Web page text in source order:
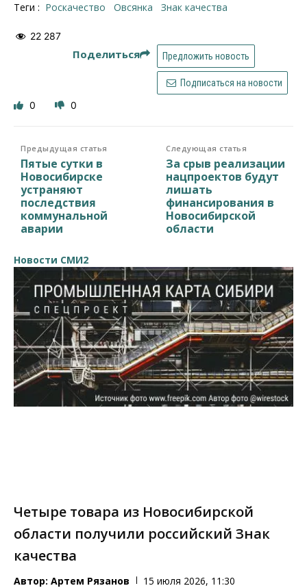
Теги : Роскачество овсянка Знак качества
22 287
Поделиться Предложить новость
Подписаться на новости
0 0
Предыдущая статья
Пятые сутки в
Новосибирске
устраняют
последствия
коммунальной
аварии
Следующая статья
За срыв реализации
нацпроектов будут
лишать
финансирования в
Новосибирской
области
Новости СМИ2
Четыре товара из Новосибирской
области получили российский Знак
качества
Автор: Артем Рязанов 15 июля 2026, 11:30